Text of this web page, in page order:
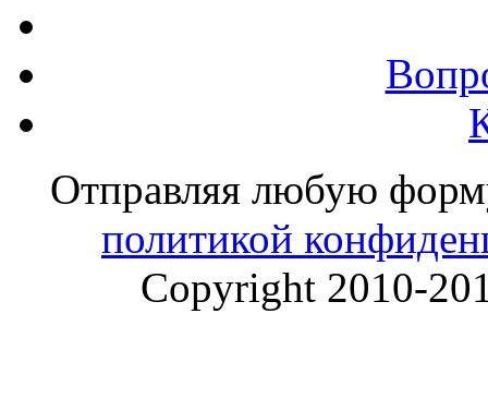
Отправляя любую
политикой
Copyright 2010-